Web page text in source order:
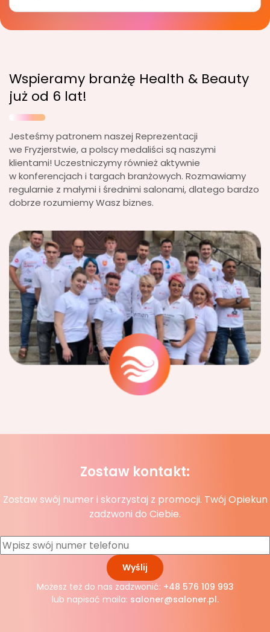
Wspieramy branżę Health & Beauty
już od 6 lat!
Jesteśmy patronem naszej Reprezentacji
we Fryzjerstwie, a polscy medaliści są naszymi
klientami! Uczestniczymy również aktywnie
w konferencjach i targach branżowych. Rozmawiamy
regularnie z małymi i średnimi salonami, dlatego bardzo
dobrze rozumiemy Wasz biznes.
Zostaw kontakt:
Zostaw swój numer i skorzystaj z promocji. Twój Opiekun
zadzwoni do Ciebie.
Możesz też do nas zadzwonić: +48 576 109 993
lub napisać maila: saloner@saloner.pl.